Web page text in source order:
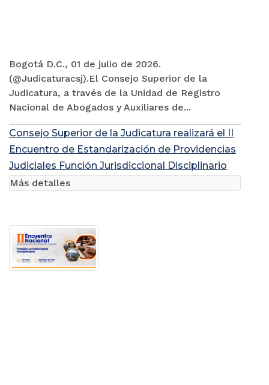
Bogotá D.C., 01 de julio de 2026.
(@Judicaturacsj).El Consejo Superior de la
Judicatura, a través de la Unidad de Registro
Nacional de Abogados y Auxiliares de...
Consejo Superior de la Judicatura realizará el II
Encuentro de Estandarización de Providencias
Judiciales Función Jurisdiccional Disciplinario
Más detalles